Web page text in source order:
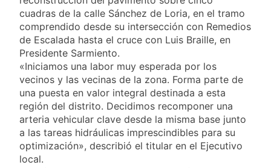
Nueva jornada negativa para
los activos argentinos:
cayeron las acciones en Wall
Street y el riesgo país quedó
al borde de los 450 puntos
1 Día Atrás
Jorge Macri condenó
al Congreso y
calificó a los
responsables como
«delincuentes
anarquistas»
2 Días Atrás
Día Internacional de
la Cerveza: los tres
secretos para
servirla
correctamente
2 Días Atrás
El frío polar se
instala en Buenos
Aires: mejora el
2 Días Atrás
cuadras de la calle Sánchez de Loria, en el tramo
comprendido desde su intersección con Remedios
de Escalada hasta el cruce con Luis Braille, en
Presidente Sarmiento.
«Iniciamos una labor muy esperada por los
vecinos y las vecinas de la zona. Forma parte de
una puesta en valor integral destinada a esta
región del distrito. Decidimos recomponer una
arteria vehicular clave desde la misma base junto
a las tareas hidráulicas imprescindibles para su
optimización», describió el titular en el Ejecutivo
local.